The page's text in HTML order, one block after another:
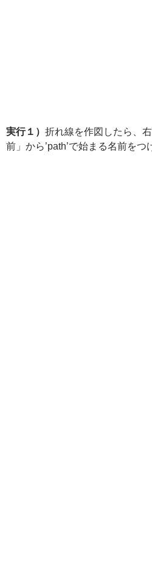
実行１） 折れ線を作図したら、
前」から’path’で始まる名前をつ